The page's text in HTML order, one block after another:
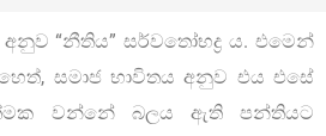
“නීතිය” සර්වතෝභද්‍ර ය. එමෙන්
සමාජ භාවිතය අනුව එය එසේ
වන්නේ බලය ඇති පන්තියට